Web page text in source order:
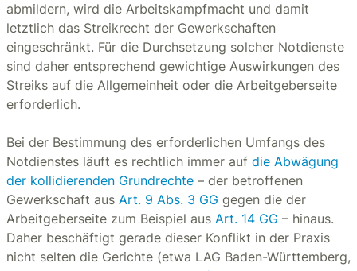
abmildern, wird die Arbeitskampfmacht und damit
letztlich das Streikrecht der Gewerkschaften
eingeschränkt. Für die Durchsetzung solcher Notdienste
sind daher entsprechend gewichtige Auswirkungen des
Streiks auf die Allgemeinheit oder die Arbeitgeberseite
erforderlich.
Bei der Bestimmung des erforderlichen Umfangs des
Notdienstes läuft es rechtlich immer auf die Abwägung
der kollidierenden Grundrechte – der betroffenen
Gewerkschaft aus Art. 9 Abs. 3 GG gegen die der
Arbeitgeberseite zum Beispiel aus Art. 14 GG – hinaus.
Daher beschäftigt gerade dieser Konflikt in der Praxis
nicht selten die Gerichte (etwa LAG Baden-Württemberg,